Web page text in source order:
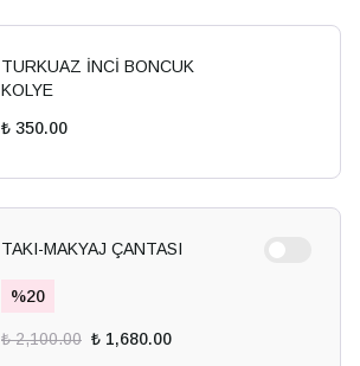
TURKUAZ İNCİ BONCUK
KOLYE
₺ 350.00
TAKI-MAKYAJ ÇANTASI
%20
₺ 2,100.00 ₺ 1,680.00